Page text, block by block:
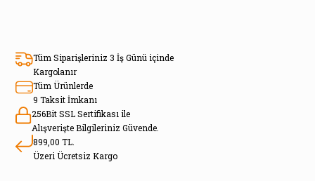
Tüm Siparişleriniz 3 İş Günü içinde
Kargolanır
Tüm Ürünlerde
9 Taksit İmkanı
256Bit SSL Sertifikası ile
Alışverişte Bilgileriniz Güvende.
899,00 TL.
Üzeri Ücretsiz Kargo